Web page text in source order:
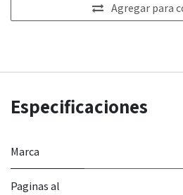
Agregar para
Especificaciones
Marca
Paginas al